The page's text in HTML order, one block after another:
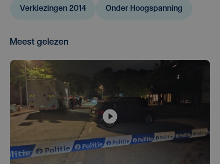
Verkiezingen 2014 Onder Hoogspanning
Meest gelezen